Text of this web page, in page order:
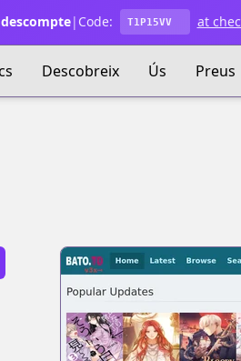
| Code: T1P15VV at
Descobreix Ús Preus